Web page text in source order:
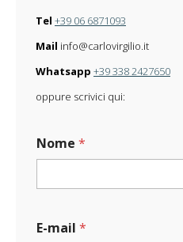
Tel +39 06 6871093
Mail info@carlovirgilio.it
Whatsapp +39 338 2427650
oppure scrivici qui:
Nome *
E-mail *